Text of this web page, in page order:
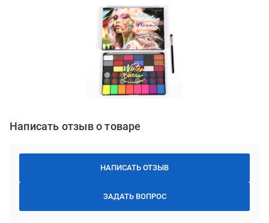
Написать отзыв о товаре
НАПИСАТЬ ОТЗЫВ
ЗАДАТЬ ВОПРОС